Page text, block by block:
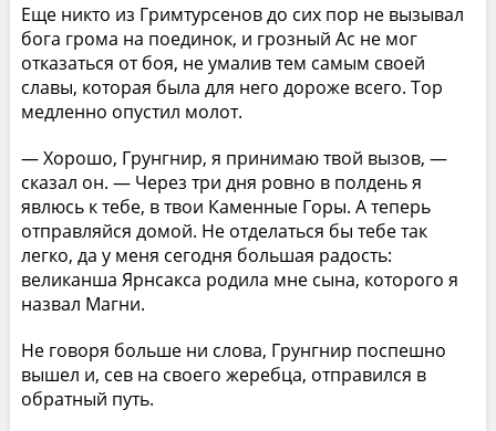
Еще никто из Гримтурсенов до сих пор не вызывал
бога грома на поединок, и грозный Ас не мог
отказаться от боя, не умалив тем самым своей
славы, которая была для него дороже всего. Тор
медленно опустил молот.
— Хорошо, Грунгнир, я принимаю твой вызов, —
сказал он. — Через три дня ровно в полдень я
явлюсь к тебе, в твои Каменные Горы. А теперь
отправляйся домой. Не отделаться бы тебе так
легко, да у меня сегодня большая радость:
великанша Ярнсакса родила мне сына, которого я
назвал Магни.
Не говоря больше ни слова, Грунгнир поспешно
вышел и, сев на своего жеребца, отправился в
обратный путь.